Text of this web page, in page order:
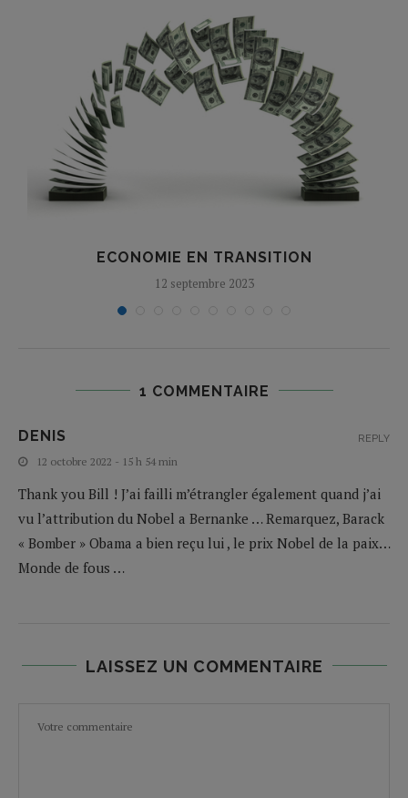
ECONOMIE EN TRANSITION
12 septembre 2023
1 COMMENTAIRE
DENIS
12 octobre 2022 - 15 h 54 min
Thank you Bill ! J’ai failli m’étrangler également quand j’ai
vu l’attribution du Nobel a Bernanke … Remarquez, Barack
« Bomber » Obama a bien reçu lui , le prix Nobel de la paix…
Monde de fous …
REPLY
LAISSEZ UN COMMENTAIRE